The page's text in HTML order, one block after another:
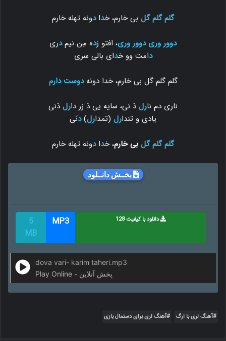
گلم گلم گل بی خارم، خدادونه تهله خارم
دوور وری دوور وری، افتو زده مِن نیمدری
دامت وو خدای بالی سری
گلم گلم گل بی خارم، خدا دونهدوست دارم
ناری دم نارل دَ نی، سایه یی دَ زر دارل دَنی
یادی و تندارل (تمدارل)دَنی
گلم گلم گل بی خارم، خدادونه تهله خارم
بخــش دانــلود
دانلود با کیفیت 128 MP3
5
MB
dova vari- karim taheri.mp3
Play Online - پخش آنلاین
آهنگ لری با ارگ آهنگ لری برای دستمال بازی